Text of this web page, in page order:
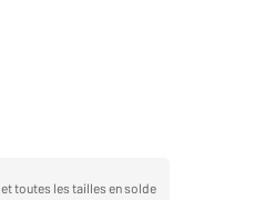
toutes les tailles en solde